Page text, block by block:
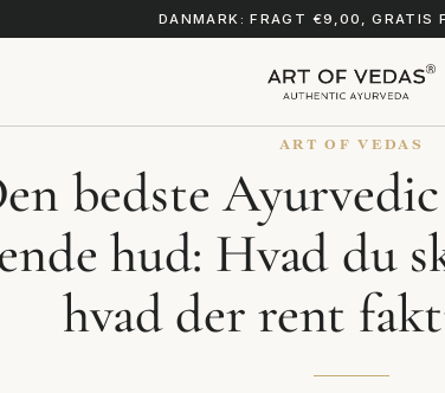
DANMARK: FRAGT €9,00, GRATIS
ART OF VEDAS
bedste
hud: Hvad du
hvad der rent